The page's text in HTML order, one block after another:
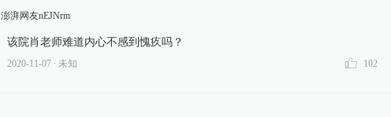
澎湃网友nEJNrm
该院肖老师难道内心不感到愧疚吗？
2020-11-07 ∙ 未知 102